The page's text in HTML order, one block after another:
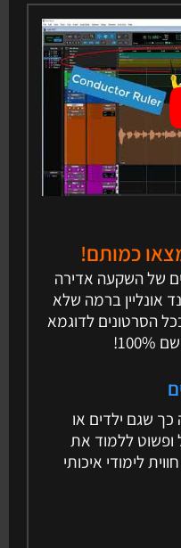
כמותם!
הוא תוצאה של 6 שנים של השקעה אדירה
אונליין ברמה שלא
הסרטונים לדוגמא
כך שגם ילדים או
ופשוט ללמוד את
לימודי איכותי